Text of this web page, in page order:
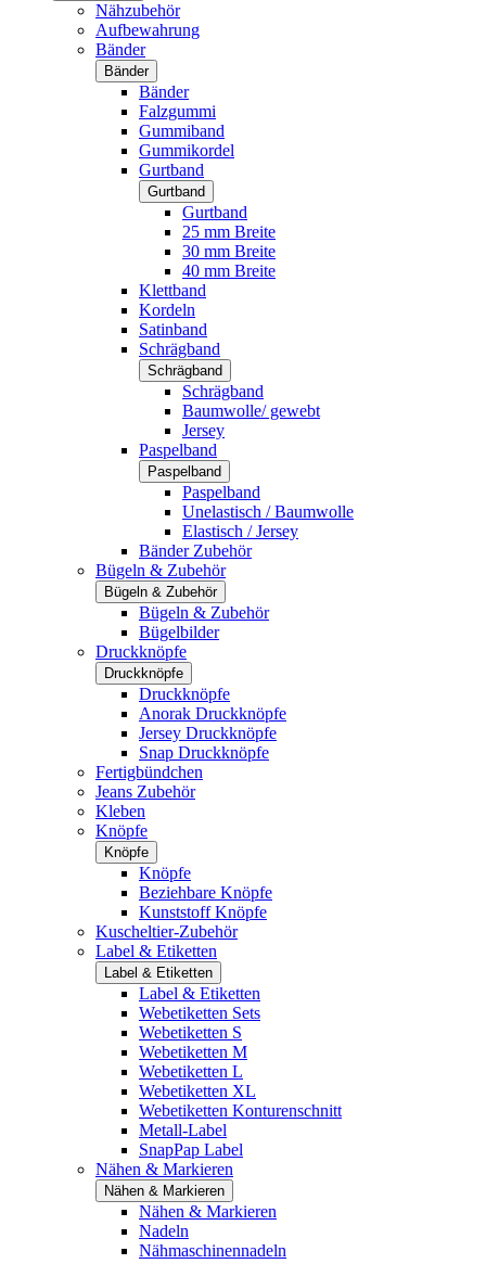
Nähzubehör
Aufbewahrung
Bänder
Bänder
Bänder
Falzgummi
Gummiband
Gummikordel
Gurtband
Gurtband
Gurtband
25 mm Breite
30 mm Breite
40 mm Breite
Klettband
Kordeln
Satinband
Schrägband
Schrägband
Schrägband
Baumwolle/ gewebt
Jersey
Paspelband
Paspelband
Paspelband
Unelastisch / Baumwolle
Elastisch / Jersey
Bänder Zubehör
Bügeln & Zubehör
Bügeln & Zubehör
Bügeln & Zubehör
Bügelbilder
Druckknöpfe
Druckknöpfe
Druckknöpfe
Anorak Druckknöpfe
Jersey Druckknöpfe
Snap Druckknöpfe
Fertigbündchen
Jeans Zubehör
Kleben
Knöpfe
Knöpfe
Knöpfe
Beziehbare Knöpfe
Kunststoff Knöpfe
Kuscheltier-Zubehör
Label & Etiketten
Label & Etiketten
Label & Etiketten
Webetiketten Sets
Webetiketten S
Webetiketten M
Webetiketten L
Webetiketten XL
Webetiketten Konturenschnitt
Metall-Label
SnapPap Label
Nähen & Markieren
Nähen & Markieren
Nähen & Markieren
Nadeln
Nähmaschinennadeln